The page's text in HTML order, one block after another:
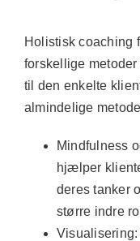
Holistisk coaching
forskellige
til den enkelte
almindelige
Mindfulness
hjælper
deres tanker
større indre
Visualisering: